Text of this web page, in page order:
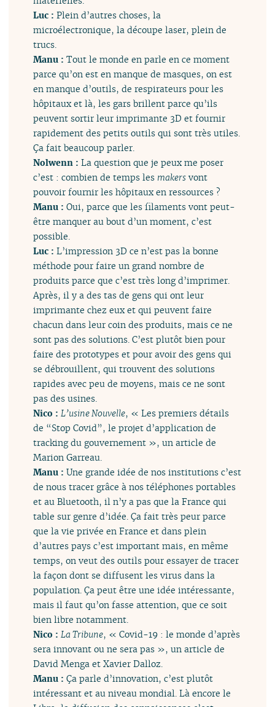
Luc :Plein d’autres choses, la
microélectronique, la découpe laser, plein de
trucs.
Manu :Tout le monde en parle en ce moment
parce qu’on est en manque de masques, on est
en manque d’outils, de respirateurs pour les
hôpitaux et là, les gars brillent parce qu’ils
peuvent sortir leur imprimante 3D et fournir
rapidement des petits outils qui sont très utiles.
Ça fait beaucoup parler.
Nolwenn :La question que je peux me poser
c’est : combien de temps les makers vont
pouvoir fournir les hôpitaux en ressources ?
Manu :Oui, parce que les filaments vont peut-
être manquer au bout d’un moment, c’est
possible.
Luc :L’impression 3D ce n’est pas la bonne
méthode pour faire un grand nombre de
produits parce que c’est très long d’imprimer.
Après, il y a des tas de gens qui ont leur
imprimante chez eux et qui peuvent faire
chacun dans leur coin des produits, mais ce ne
sont pas des solutions. C’est plutôt bien pour
faire des prototypes et pour avoir des gens qui
se débrouillent, qui trouvent des solutions
rapides avec peu de moyens, mais ce ne sont
pas des usines.
Nico : L’usine Nouvelle, « Les premiers détails
de “Stop Covid”, le projet d’application de
tracking du gouvernement », un article de
Marion Garreau.
Manu :Une grande idée de nos institutions c’est
de nous tracer grâce à nos téléphones portables
et au Bluetooth, il n’y a pas que la France qui
table sur genre d’idée. Ça fait très peur parce
que la vie privée en France et dans plein
d’autres pays c’est important mais, en même
temps, on veut des outils pour essayer de tracer
la façon dont se diffusent les virus dans la
population. Ça peut être une idée intéressante,
mais il faut qu’on fasse attention, que ce soit
bien libre notamment.
Nico : La Tribune, « Covid-19 : le monde d’après
sera innovant ou ne sera pas », un article de
David Menga et Xavier Dalloz.
Manu :Ça parle d’innovation, c’est plutôt
intéressant et au niveau mondial. Là encore le